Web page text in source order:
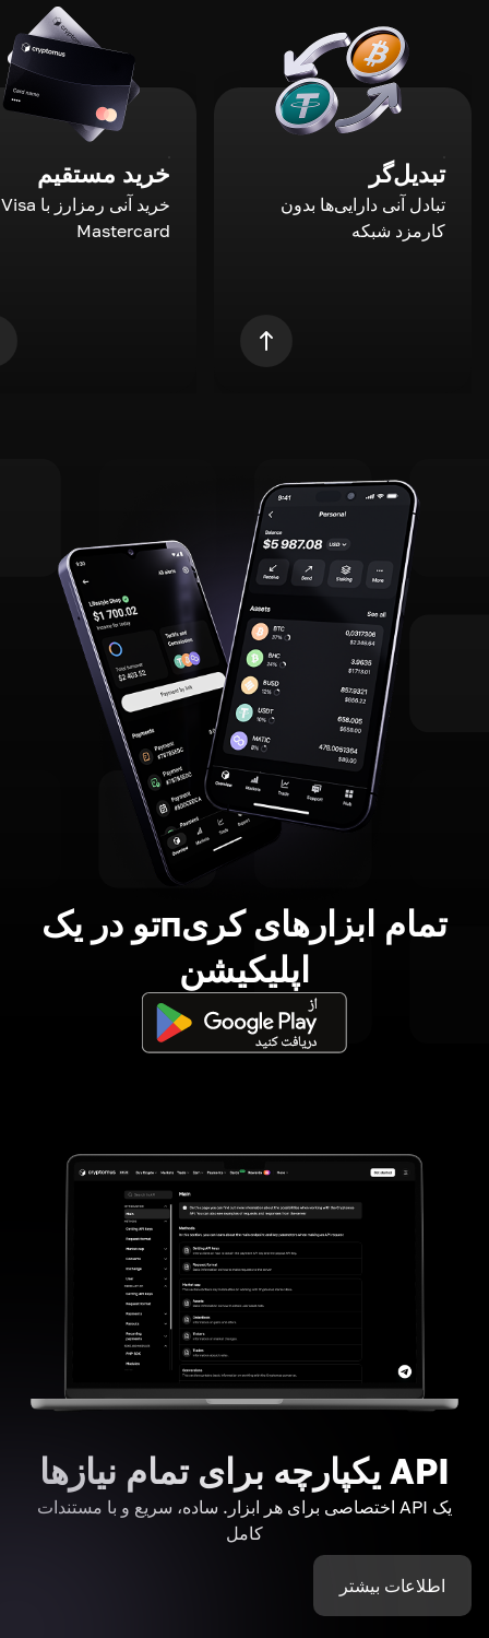
تبدیل‌گر
تبادل آنی دارایی‌ها بدون
کارمزد شبکه
خرید مستقیم
Mastercard
تمام ابزارهای کریпتو در یک
اپلیکیشن
API یکپارچه برای تمام نیازها
یک API اختصاصی برای هر ابزار. ساده، سریع و با مستندات
کامل
اطلاعات بیشتر